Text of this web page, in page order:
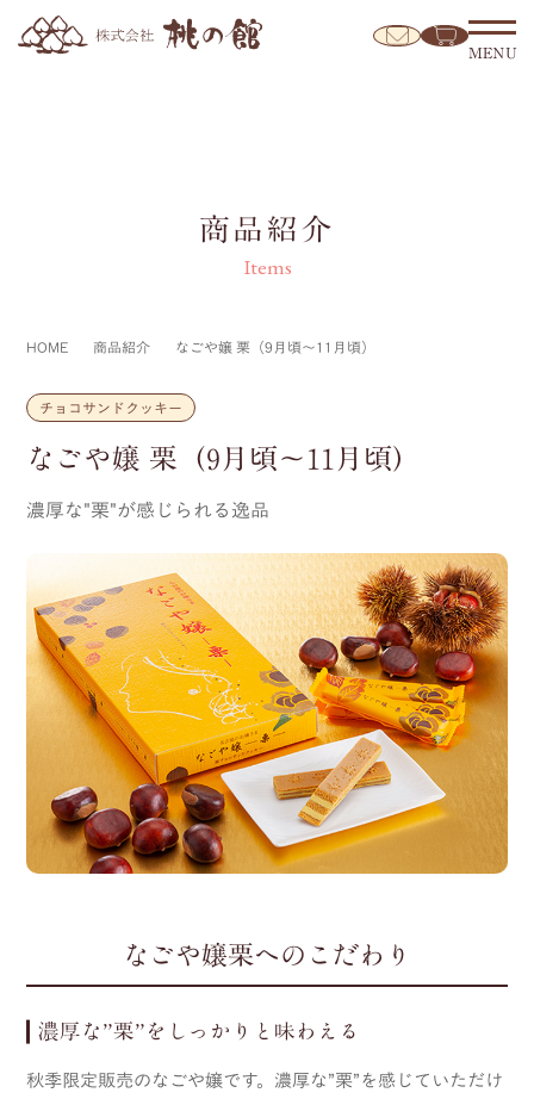
MENU
商品紹介
Items
HOME 商品紹介 なごや嬢 栗（9月頃～11月頃）
チョコサンドクッキー
なごや嬢 栗（9月頃～11月頃）
濃厚な"栗"が感じられる逸品
なごや嬢栗へのこだわり
濃厚な”栗”をしっかりと味わえる
秋季限定販売のなごや嬢です。濃厚な”栗”を感じていただけ